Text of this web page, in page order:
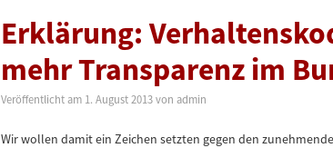
Erklärung:
mehr Transparenz im
Veröffentlicht am 1. August 2013 von admin
Wir wollen damit ein Zeichen setzten gegen den